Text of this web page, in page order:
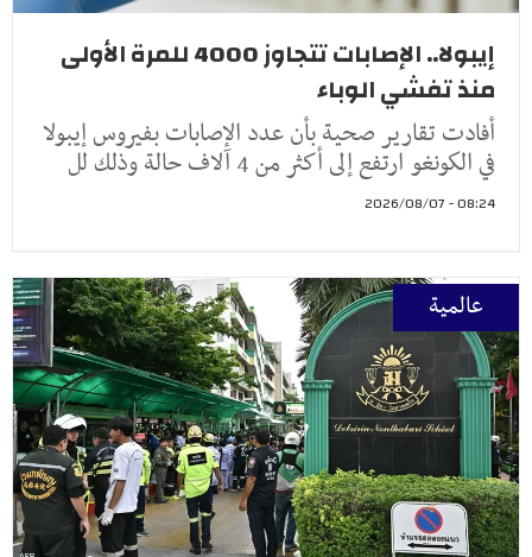
إيبولا.. الإصابات تتجاوز 4000 للمرة الأولى
منذ تفشي الوباء
أفادت تقارير صحية بأن عدد الإصابات بفيروس إيبولا
في الكونغو ارتفع إلى أكثر من 4 آلاف حالة وذلك لل
08:24 - 2026/08/07
عالمية